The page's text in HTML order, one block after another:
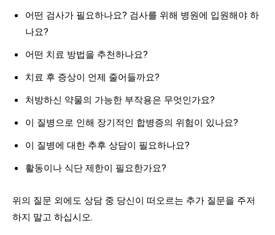
어떤 검사가 필요하나요? 검사를 위해 병원에 입원해야 하
나요?
어떤 치료 방법을 추천하나요?
치료 후 증상이 언제 줄어들까요?
처방하신 약물의 가능한 부작용은 무엇인가요?
이 질병으로 인해 장기적인 합병증의 위험이 있나요?
이 질병에 대한 추후 상담이 필요하나요?
활동이나 식단 제한이 필요한가요?
위의 질문 외에도 상담 중 당신이 떠오르는 추가 질문을 주저
하지 말고 하십시오.